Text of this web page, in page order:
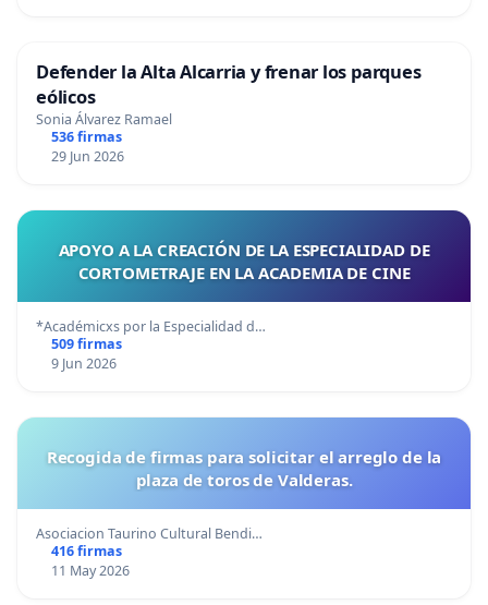
Defender la Alta Alcarria y frenar los parques
eólicos
Sonia Álvarez Ramael
536 firmas
29 Jun 2026
APOYO A LA CREACIÓN DE LA ESPECIALIDAD DE
CORTOMETRAJE EN LA ACADEMIA DE CINE
*Académicxs por la Especialidad d…
509 firmas
9 Jun 2026
Recogida de firmas para solicitar el arreglo de la
plaza de toros de Valderas.
Asociacion Taurino Cultural Bendi…
416 firmas
11 May 2026